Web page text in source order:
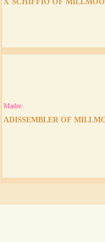
Madre:
ADISSEMBLER OF